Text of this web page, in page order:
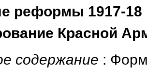
реформы 1917-18
Красной
содержание :